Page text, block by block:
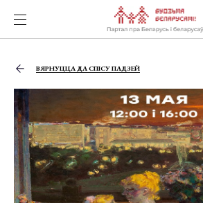
ВЯРНУЦЦА ДА СПІСУ ПАДЗЕЙ